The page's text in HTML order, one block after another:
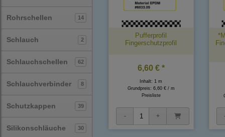
Rohrschellen 14
Schlauch 2
Schlauchschellen 62
Schlauchverbinder 8
Schutzkappen 39
Silikonschläuche 30
Pufferprofil
Fingerschutzprofil
6,60 € *
Inhalt: 1 m
Grundpreis: 6,60 € / m
Preisliste